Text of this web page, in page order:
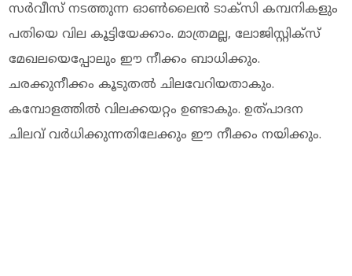
സർവീസ് നടത്തുന്ന ഓൺലൈൻ ടാക്സി കമ്പനികളും
പതിയെ വില കൂട്ടിയേക്കാം. മാത്രമല്ല, ലോജിസ്റ്റിക്സ്
മേഖലയെപ്പോലും ഈ നീക്കം ബാധിക്കും.
ചരക്കുനീക്കം കൂടുതൽ ചിലവേറിയതാകും.
കമ്പോളത്തിൽ വിലക്കയറ്റം ഉണ്ടാകും. ഉത്പാദന
ചിലവ് വർധിക്കുന്നതിലേക്കും ഈ നീക്കം നയിക്കും.